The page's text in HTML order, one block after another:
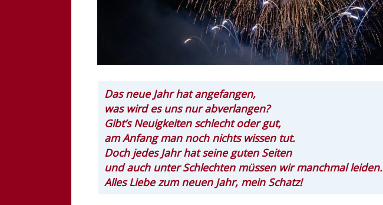
Das neue Jahr hat angefangen,
was wird es uns nur abverlangen?
Gibt’s Neuigkeiten schlecht oder gut,
am Anfang man noch nichts wissen tut.
Doch jedes Jahr hat seine guten Seiten
und auch unter Schlechten müssen wir manchmal leiden.
Alles Liebe zum neuen Jahr, mein Schatz!